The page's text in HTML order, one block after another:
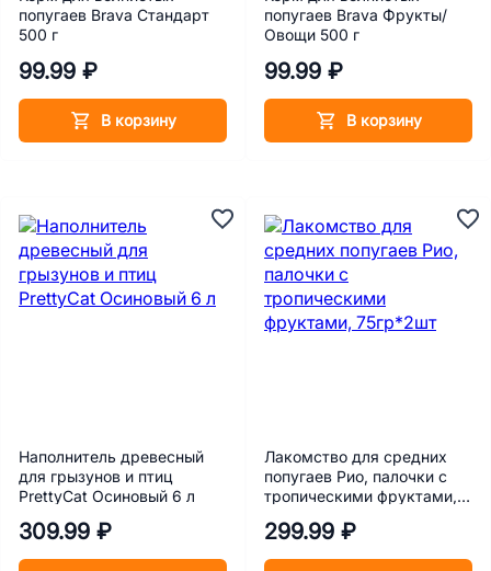
попугаев Brava Стандарт
500 г
99.99 ₽
В корзину
попугаев Brava Фрукты/
Овощи 500 г
99.99 ₽
В корзину
Наполнитель древесный
для грызунов и птиц
PrettyCat Осиновый 6 л
309.99 ₽
Лакомство для средних
попугаев Рио, палочки с
тропическими фруктами,
299.99 ₽